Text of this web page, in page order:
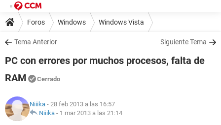
Foros Windows Windows Vista
Tema Anterior Siguiente Tema
PC con errores por muchos procesos, falta de
RAM
Cerrado
Niiika - 28 feb 2013 a las 16:57
Niiika - 1 mar 2013 a las 21:14